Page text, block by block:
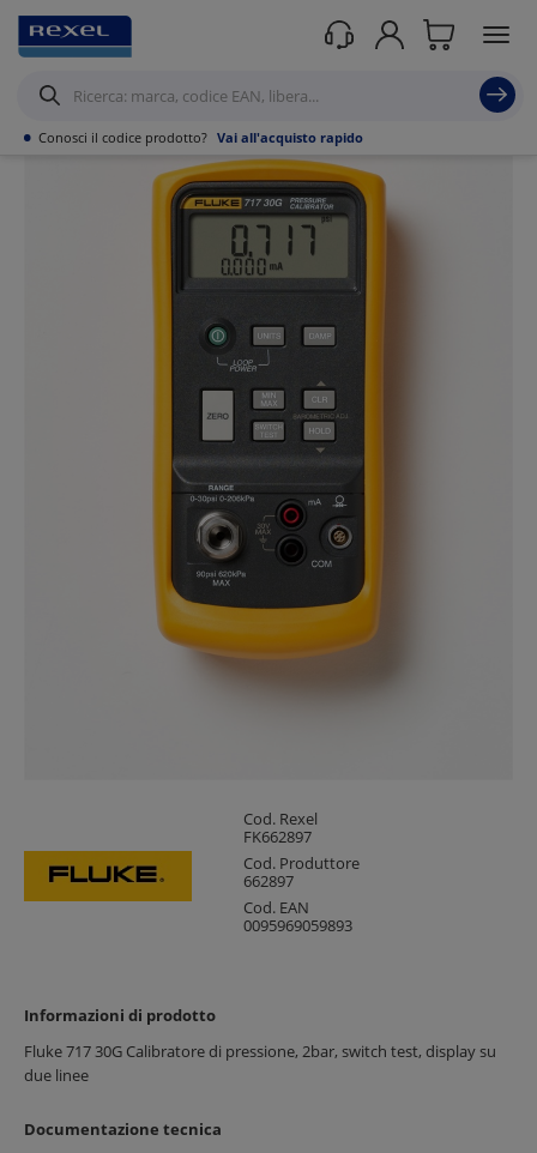
• Conosci il codice prodotto? Vai all'acquisto rapido
Prodotti /Utensili /
Cod. Rexel
FK662897
Cod. Produttore
662897
Cod. EAN
0095969059893
Informazioni di prodotto
Fluke 717 30G Calibratore di pressione, 2bar, switch test, display su
due linee
Documentazione tecnica